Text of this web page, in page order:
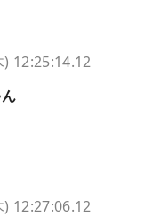
12:25:14.12
12:27:06.12